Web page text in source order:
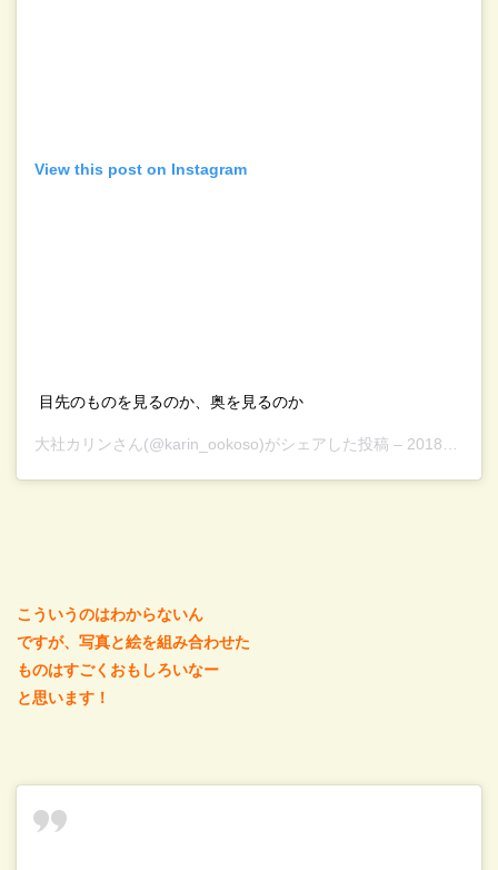
View this post on Instagram
目先のものを見るのか、奥を見るのか
大社カリンさん(@karin_ookoso)がシェアした投稿 – 2018年 9月月10日午前8時05分PDT
こういうのはわからないん
ですが、写真と絵を組み合わせた
ものはすごくおもしろいなー
と思います！